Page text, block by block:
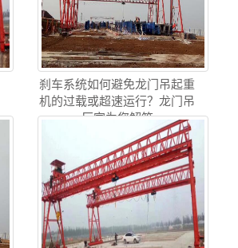
刹车系统如何避免龙门吊起重
机的过载或超速运行？龙门吊
厂家为您解答